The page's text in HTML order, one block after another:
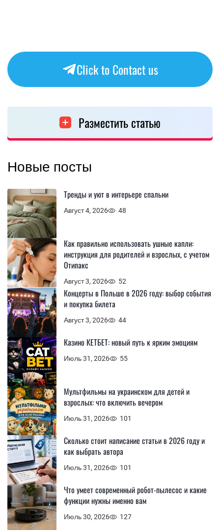
Click to Contact us
Разместить статью
Новые посты
Август 4, 2026 48
Тренды и уют в интерьере спальни
Август 3, 2026 52
Как правильно использовать ушные капли:
инструкция для родителей и взрослых, с учетом
Отипакс
Август 3, 2026 44
Концерты в Польше в 2026 году: выбор события
и покупка билета
Июль 31, 2026 55
Казино КЕТБЕТ: новый путь к ярким эмоциям
Июль 31, 2026 101
Мультфильмы на украинском для детей и
взрослых: что включить вечером
Июль 31, 2026 101
Сколько стоит написание статьи в 2026 году и
как выбрать автора
Июль 30, 2026 127
Что умеет современный робот-пылесос и какие
функции нужны именно вам